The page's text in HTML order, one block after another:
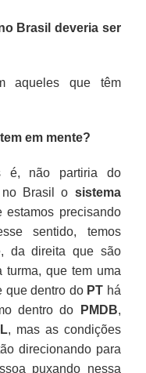
Brasil deveria ser
aqueles que têm
em mente?
não partiria do
no Brasil o sistema
estamos precisando
sentido, temos
da direita que são
turma, que tem uma
que dentro do PT há
dentro do
PMDB,
, mas as condições
direcionando para
puxando nessa